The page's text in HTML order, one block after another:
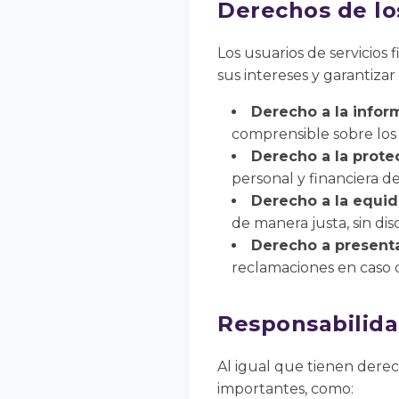
Derechos de
Los usuarios de
sus intereses y
Derecho a la
comprensible sobre
Derecho a la
personal y financiera
Derecho a la
de manera justa, sin
Derecho a
reclamaciones en
Al igual que tienen
importantes, como: